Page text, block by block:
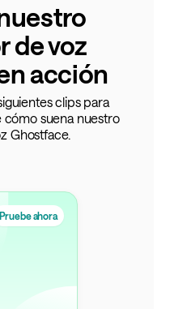
de voz
acción
clips para
suena nuestro
Ghostface.
Pruebe ahora